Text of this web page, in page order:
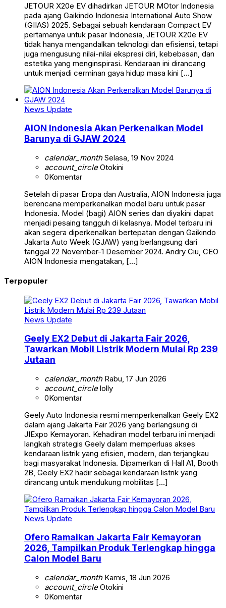
JETOUR X20e EV dihadirkan JETOUR MOtor Indonesia
pada ajang Gaikindo Indonesia International Auto Show
(GIIAS) 2025. Sebagai sebuah kendaraan Compact EV
pertamanya untuk pasar Indonesia, JETOUR X20e EV
tidak hanya mengandalkan teknologi dan efisiensi, tetapi
juga mengusung nilai-nilai ekspresi diri, kebebasan, dan
estetika yang menginspirasi. Kendaraan ini dirancang
untuk menjadi cerminan gaya hidup masa kini […]
News Update
AION Indonesia Akan Perkenalkan Model
Barunya di GJAW 2024
calendar_monthSelasa, 19 Nov 2024
account_circleOtokini
0Komentar
Setelah di pasar Eropa dan Australia, AION Indonesia juga
berencana memperkenalkan model baru untuk pasar
Indonesia. Model (bagi) AION series dan diyakini dapat
menjadi pesaing tangguh di kelasnya. Model terbaru ini
akan segera diperkenalkan bertepatan dengan Gaikindo
Jakarta Auto Week (GJAW) yang berlangsung dari
tanggal 22 November-1 Desember 2024. Andry Ciu, CEO
AION Indonesia mengatakan, […]
Terpopuler
News Update
Geely EX2 Debut di Jakarta Fair 2026,
Tawarkan Mobil Listrik Modern Mulai Rp 239
Jutaan
calendar_monthRabu, 17 Jun 2026
account_circlelolly
0Komentar
Geely Auto Indonesia resmi memperkenalkan Geely EX2
dalam ajang Jakarta Fair 2026 yang berlangsung di
JIExpo Kemayoran. Kehadiran model terbaru ini menjadi
langkah strategis Geely dalam memperluas akses
kendaraan listrik yang efisien, modern, dan terjangkau
bagi masyarakat Indonesia. Dipamerkan di Hall A1, Booth
2B, Geely EX2 hadir sebagai kendaraan listrik yang
dirancang untuk mendukung mobilitas […]
News Update
Ofero Ramaikan Jakarta Fair Kemayoran
2026, Tampilkan Produk Terlengkap hingga
Calon Model Baru
calendar_monthKamis, 18 Jun 2026
account_circleOtokini
0Komentar